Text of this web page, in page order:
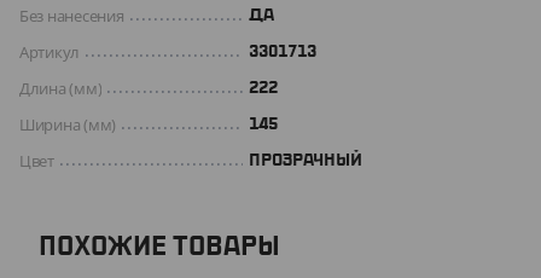
Без нанесения ДА
Артикул 3301713
Длина (мм) 222
Ширина (мм) 145
Цвет ПРОЗРАЧНЫЙ
ПОХОЖИЕ ТОВАРЫ